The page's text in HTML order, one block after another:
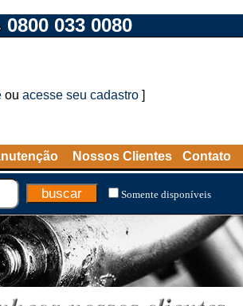
0800 033 0080
ou acesse seu cadastro ]
Nossos Clientes Contato
Somente disponíveis